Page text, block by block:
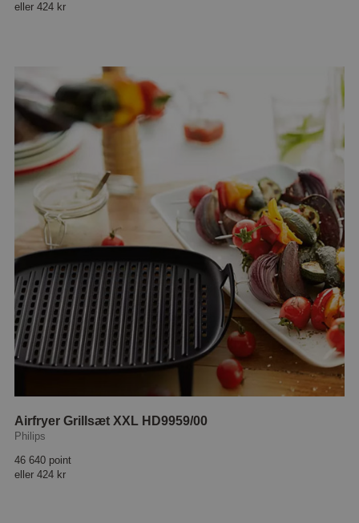
eller 424 kr
Airfryer Grillsæt XXL HD9959/00
Philips
46 640 point
eller 424 kr